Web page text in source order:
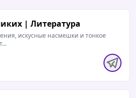
| Литература
искусные насмешки и тонкое